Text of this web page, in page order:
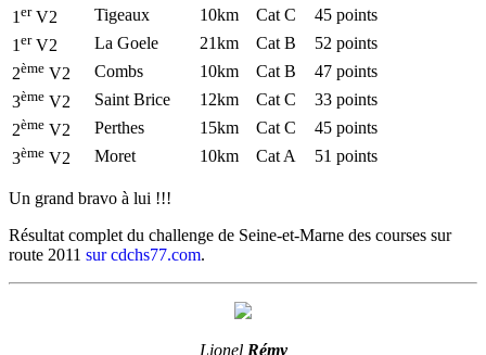
1erV2 Tigeaux 10km Cat C
45 points
1erV2 La Goele 21km Cat B
52 points
2ème V2 Combs 10km Cat B
47 points
3ème V2 Saint Brice 12km Cat C
33 points
2ème V2 Perthes 15km Cat C
45 points
3ème V2 Moret 10km Cat A 51 points
Un grand bravo à lui !!!
Résultat complet du challenge de Seine-et-Marne des courses sur
route 2011 sur cdchs77.com.
Lionel Rémy